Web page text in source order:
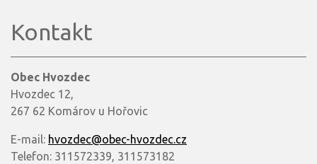
Kontakt
Obec Hvozdec
Hvozdec 12,
267 62 Komárov u Hořovic
E-mail: hvozdec@obec-hvozdec.cz
Telefon: 311572339, 311573182